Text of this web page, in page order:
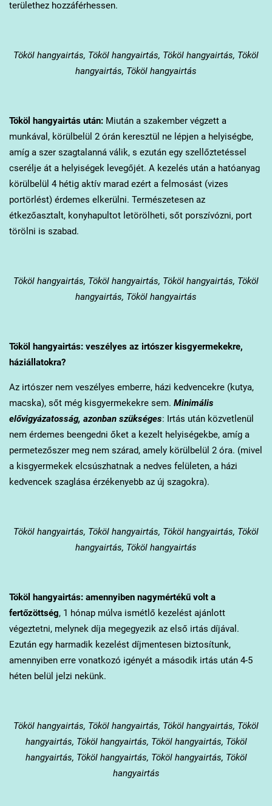
területhez hozzáférhessen.
Tököl hangyairtás, Tököl hangyairtás, Tököl hangyairtás, Tököl
hangyairtás, Tököl hangyairtás
Tököl hangyairtás után:Miután a szakember végzett a
munkával, körülbelül 2 órán keresztül ne lépjen a helyiségbe,
amíg a szer szagtalanná válik, s ezután egy szellőztetéssel
cserélje át a helyiségek levegőjét. A kezelés után a hatóanyag
körülbelül 4 hétig aktív marad ezért a felmosást (vizes
portörlést) érdemes elkerülni. Természetesen az
étkezőasztalt, konyhapultot letörölheti, sőt porszívózni, port
törölni is szabad.
Tököl hangyairtás, Tököl hangyairtás, Tököl hangyairtás, Tököl
hangyairtás, Tököl hangyairtás
Tököl hangyairtás: veszélyes az irtószer kisgyermekekre,
háziállatokra?
Az irtószer nem veszélyes emberre, házi kedvencekre (kutya,
macska), sőt még kisgyermekekre sem. Minimális
elővigyázatosság, azonban szükséges: Irtás után közvetlenül
nem érdemes beengedni őket a kezelt helyiségekbe, amíg a
permetezőszer meg nem szárad, amely körülbelül 2 óra. (mivel
a kisgyermekek elcsúszhatnak a nedves felületen, a házi
kedvencek szaglása érzékenyebb az új szagokra).
Tököl hangyairtás, Tököl hangyairtás, Tököl hangyairtás, Tököl
hangyairtás, Tököl hangyairtás
Tököl hangyairtás: amennyiben nagymértékű volt a
fertőzöttség, 1 hónap múlva ismétlő kezelést ajánlott
végeztetni, melynek díja megegyezik az első irtás díjával.
Ezután egy harmadik kezelést díjmentesen biztosítunk,
amennyiben erre vonatkozó igényét a második irtás után 4-5
héten belül jelzi nekünk.
Tököl hangyairtás, Tököl hangyairtás, Tököl hangyairtás, Tököl
hangyairtás, Tököl hangyairtás, Tököl hangyairtás, Tököl
hangyairtás, Tököl hangyairtás, Tököl hangyairtás, Tököl
hangyairtás